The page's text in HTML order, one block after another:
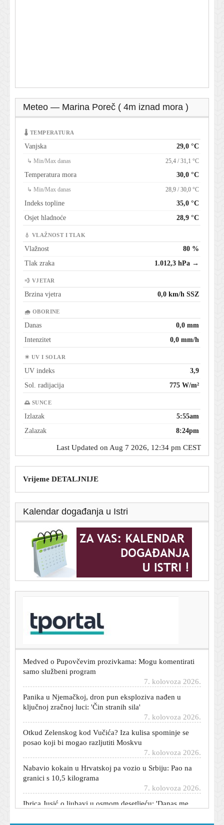
Meteo — Marina Poreč ( 4m iznad mora )
🌡 TEMPERATURA
Vanjska 29,0 °C
↳ Min/Max danas 25,4 / 31,1 °C
Temperatura mora 30,0 °C
↳ Min/Max danas 28,9 / 30,0 °C
Indeks topline
35,0 °C
Osjet hladnoće
28,9 °C
💧 VLAŽNOST I TLAK
Vlažnost
80 %
Tlak zraka
1.012,3 hPa →
💨 VJETAR
Brzina vjetra 0,0 km/h SSZ
🌧 OBORINE
Danas
0,0 mm
Intenzitet
0,0 mm/h
☀ UV I SOLAR
UV indeks
3,9
Sol. radijacija
775 W/m²
🌅 SUNCE
Izlazak
5:55am
Zalazak
8:24pm
Last Updated on Aug 7 2026, 12:34 pm CEST
Vrijeme DETALJNIJE
Kalendar događanja u Istri
Hrvatski reprezentativac mogao bi napraviti veliki
transfer: Benfica ga ozbiljno želi
samo službeni program
Panika u Njemačkoj, dron pun eksploziva nađen u
ključnoj zračnoj luci: 'Čin stranih sila'
Otkud Zelenskog kod Vučića? Iza kulisa spominje se
posao koji bi mogao razljutiti Moskvu
Nabavio kokain u Hrvatskoj pa vozio u Srbiju: Pao na
granici s 10,5 kilograma
Ibrica Jusić o ljubavi u osmom desetljeću: 'Danas me
napadaju više nego ikad...'